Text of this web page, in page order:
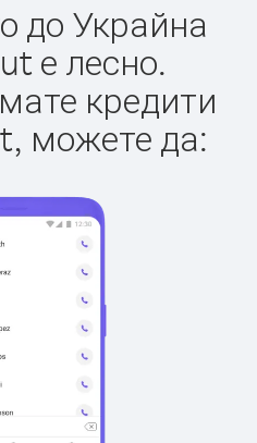
до Украйна
е лесно.
кредити
можете да: